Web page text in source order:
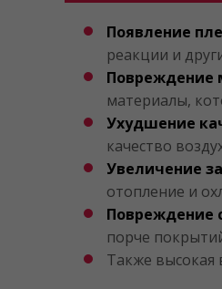
Появление
реакции и
Повреждение
материалы,
Ухудшение
качество
Увеличение
отопление и
Повреждение
порче
Также высокая